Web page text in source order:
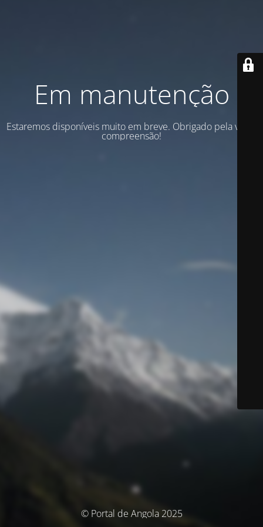
Em manutenção
Estaremos disponíveis muito em breve. Obrigado pela vossa
compreensão!
© Portal de Angola 2025